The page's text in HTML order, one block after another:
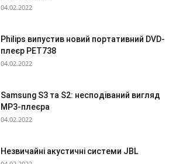
04.02.2022
Philips випустив новий портативний DVD-
плеєр PET738
04.02.2022
Samsung S3 та S2: несподіваний вигляд
МР3-плеєра
04.02.2022
Незвичайні акустичні системи JBL